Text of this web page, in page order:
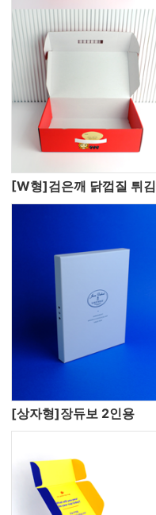
[W형]검은깨 닭껍질 튀김
[상자형]장듀보 2인용